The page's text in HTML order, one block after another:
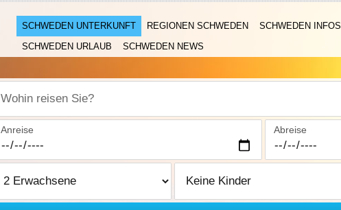
SCHWEDEN UNTERKUNFT REGIONEN SCHWEDEN
SCHWEDEN INFOS
SCHWEDEN URLAUB
SCHWEDEN NEWS
Wohin reisen Sie?
Anreise Abreise